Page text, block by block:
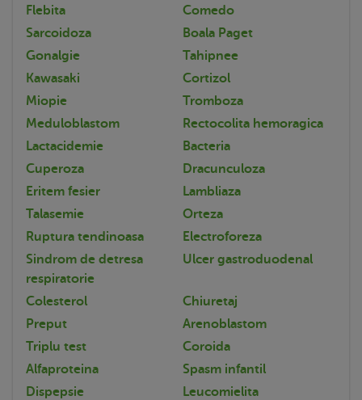
Flebita
Comedo
Sarcoidoza
Boala Paget
Gonalgie
Tahipnee
Kawasaki
Cortizol
Miopie
Tromboza
Meduloblastom
Rectocolita hemoragica
Lactacidemie
Bacteria
Cuperoza
Dracunculoza
Eritem fesier
Lambliaza
Talasemie
Orteza
Ruptura tendinoasa
Electroforeza
Sindrom de detresa
respiratorie
Ulcer gastroduodenal
Colesterol
Chiuretaj
Preput
Arenoblastom
Triplu test
Coroida
Alfaproteina
Spasm infantil
Dispepsie
Leucomielita